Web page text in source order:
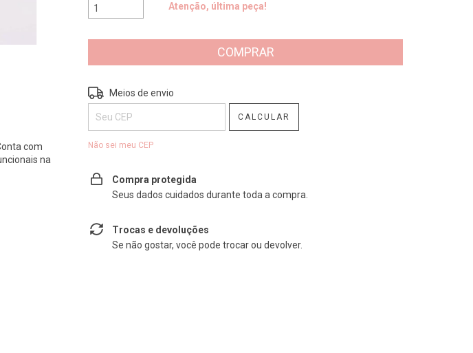
com
na
Atenção, última peça!
Entregas para o CEP:
Meios de envio
CALCULAR
Não sei meu CEP
Compra protegida
Seus dados cuidados durante toda a compra.
Trocas e devoluções
Se não gostar, você pode trocar ou devolver.